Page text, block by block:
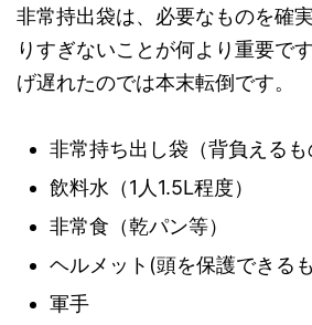
非常持出袋は、必要なものを確
りすぎないことが何より重要で
げ遅れたのでは本末転倒です。
非常持ち出し袋（背負えるも
飲料水（1人1.5L程度）
非常食（乾パン等）
ヘルメット(頭を保護できるも
軍手